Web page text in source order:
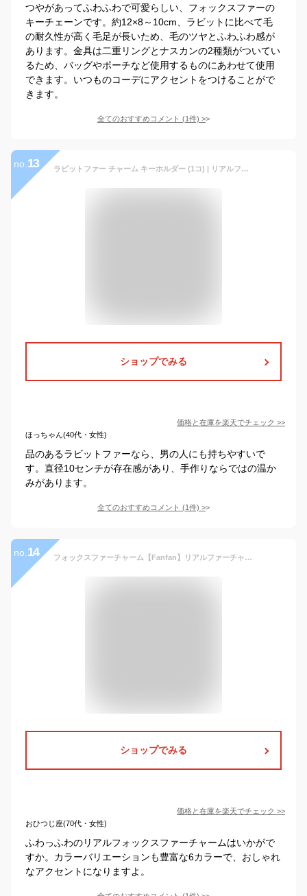
つやがあってふわふわで可愛らしい、フォックスファーの
キーチェーンです。約12×8～10cm、ラビットに比べて毛
の耐久性が高く毛足が長いため、毛のツヤとふわふわ感が
あります。金具は二重リングとナスカンの2種類がついてい
るため、バッグやポーチなど使用するものにあわせて使用
できます。いつものコーデにアクセントをつけることがで
きます。
全てのおすすめコメント (1件) >
no. 13 ラビットファー チャーム キーホルダー (1コ) | リアルファー キーリング バックチャーム ファーチャーム おしゃれ かわいい 可愛い 白 ホワイト ベージュ ピンク オレンジ グレー ブラック 黒 アクセサリー 全品 送料無料 実施中
ショップでみる
価格と在庫を楽天でチェック >>
ほっちゃん(40代・女性)
品のあるラビットファーなら、男の人にも持ちやすいで
す。直径10センチが存在感があり、手作りならではの温か
みがあります。
全てのおすすめコメント (1件) >
no. 14 フォックスファーチャーム【Fanfan】リアルファーチャーム キーホルダー アクセサリー フォックス レディース ゴルフ女子 かわいい おしゃれ プレゼント ギフト 大人 お洒落 ファー ポンポン FOX バッグ・小物・ブランド雑貨 秋冬 人気商品 バッグチャーム ふわふわ
ショップでみる
価格と在庫を楽天でチェック >>
おひつじ座(70代・女性)
ふわっふわのリアルフォックスファーチャームはいかがで
すか。カラーバリエーションも豊富な6カラーで、おしゃれ
なアクセントになりますよ。